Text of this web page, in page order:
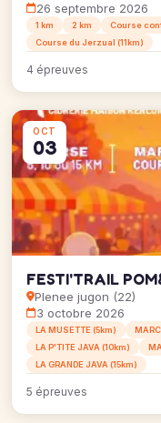
26 septembre 2026
1 km 2 km
Course
Course du Jerzual (11km)
4 épreuves
OCT
03
FESTI'TRAIL
Plenee jugon (22)
3 octobre 2026
LA MUSETTE (5km)
LA P'TITE JAVA (10km)
LA GRANDE JAVA (15km)
5 épreuves